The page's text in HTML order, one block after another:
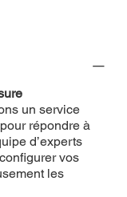
un service
répondre à
d’experts
vos
les